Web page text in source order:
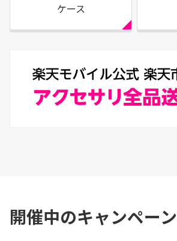
ケース
開催中のキャンペーン